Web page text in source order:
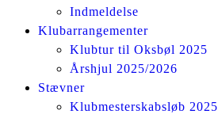
Indmeldelse
Klubarrangementer
Klubtur til Oksbøl 2025
Årshjul 2025/2026
Stævner
Klubmesterskabsløb 2025